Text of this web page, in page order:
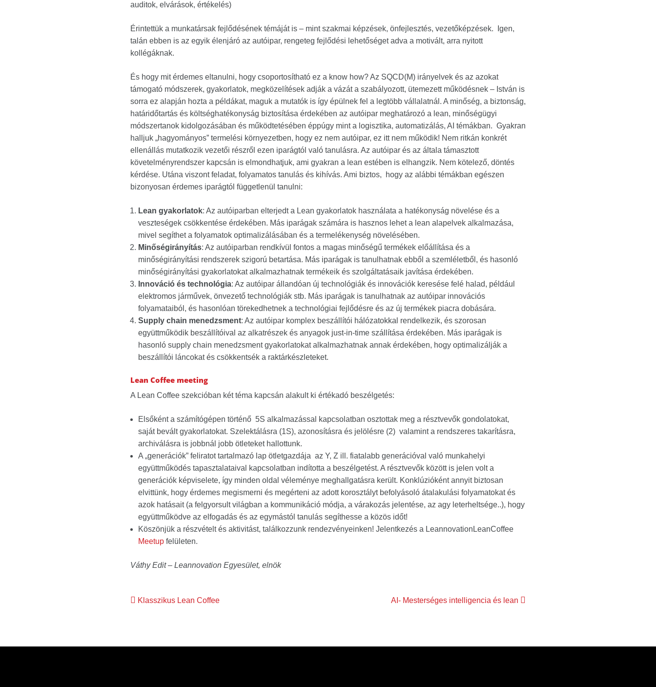
auditok, elvárások, értékelés)
Érintettük a munkatársak fejlődésének témáját is – mint szakmai képzések, önfejlesztés, vezetőképzések. Igen,
talán ebben is az egyik élenjáró az autóipar, rengeteg fejlődési lehetőséget adva a motivált, arra nyitott
kollégáknak.
És hogy mit érdemes eltanulni, hogy csoportosítható ez a know how? Az SQCD(M) irányelvek és az azokat
támogató módszerek, gyakorlatok, megközelítések adják a vázát a szabályozott, ütemezett működésnek – István is
sorra ez alapján hozta a példákat, maguk a mutatók is így épülnek fel a legtöbb vállalatnál. A minőség, a biztonság,
határidőtartás és költséghatékonyság biztosítása érdekében az autóipar meghatározó a lean, minőségügyi
módszertanok kidolgozásában és működtetésében éppúgy mint a logisztika, automatizálás, AI témákban. Gyakran
halljuk „hagyományos” termelési környezetben, hogy ez nem autóipar, ez itt nem működik! Nem ritkán konkrét
ellenállás mutatkozik vezetői részről ezen iparágtól való tanulásra. Az autóipar és az általa támasztott
követelményrendszer kapcsán is elmondhatjuk, ami gyakran a lean estében is elhangzik. Nem kötelező, döntés
kérdése. Utána viszont feladat, folyamatos tanulás és kihívás. Ami biztos, hogy az alábbi témákban egészen
bizonyosan érdemes iparágtól függetlenül tanulni:
Lean gyakorlatok: Az autóiparban elterjedt a Lean gyakorlatok használata a hatékonyság növelése és a
veszteségek csökkentése érdekében. Más iparágak számára is hasznos lehet a lean alapelvek alkalmazása,
mivel segíthet a folyamatok optimalizálásában és a termelékenység növelésében.
Minőségirányítás: Az autóiparban rendkívül fontos a magas minőségű termékek előállítása és a
minőségirányítási rendszerek szigorú betartása. Más iparágak is tanulhatnak ebből a szemléletből, és hasonló
minőségirányítási gyakorlatokat alkalmazhatnak termékeik és szolgáltatásaik javítása érdekében.
Innováció és technológia: Az autóipar állandóan új technológiák és innovációk keresése felé halad, például
elektromos járművek, önvezető technológiák stb. Más iparágak is tanulhatnak az autóipar innovációs
folyamataiból, és hasonlóan törekedhetnek a technológiai fejlődésre és az új termékek piacra dobására.
Supply chain menedzsment: Az autóipar komplex beszállítói hálózatokkal rendelkezik, és szorosan
együttműködik beszállítóival az alkatrészek és anyagok just-in-time szállítása érdekében. Más iparágak is
hasonló supply chain menedzsment gyakorlatokat alkalmazhatnak annak érdekében, hogy optimalizálják a
beszállítói láncokat és csökkentsék a raktárkészleteket.
Lean Coffee meeting
A Lean Coffee szekcióban két téma kapcsán alakult ki értékadó beszélgetés:
Elsőként a számítógépen történő 5S alkalmazással kapcsolatban osztottak meg a résztvevők gondolatokat,
saját bevált gyakorlatokat. Szelektálásra (1S), azonosításra és jelölésre (2) valamint a rendszeres takarításra,
archiválásra is jobbnál jobb ötleteket hallottunk.
A „generációk” feliratot tartalmazó lap ötletgazdája az Y, Z ill. fiatalabb generációval való munkahelyi
együttműködés tapasztalataival kapcsolatban indította a beszélgetést. A résztvevők között is jelen volt a
generációk képviselete, így minden oldal véleménye meghallgatásra került. Konklúzióként annyit biztosan
elvittünk, hogy érdemes megismerni és megérteni az adott korosztályt befolyásoló átalakulási folyamatokat és
azok hatásait (a felgyorsult világban a kommunikáció módja, a várakozás jelentése, az agy leterheltsége..), hogy
együttműködve az elfogadás és az egymástól tanulás segíthesse a közös időt!
Köszönjük a részvételt és aktivitást, találkozzunk rendezvényeinken! Jelentkezés a LeannovationLeanCoffee
Meetup felületen.
Váthy Edit – Leannovation Egyesület, elnök
Bejegyzés
Klasszikus Lean Coffee AI- Mesterséges intelligencia és lean